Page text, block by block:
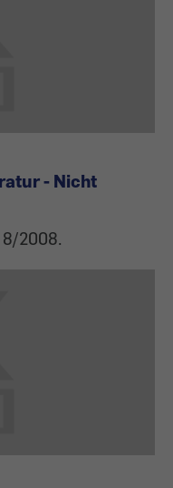
- Nicht
8/2008.